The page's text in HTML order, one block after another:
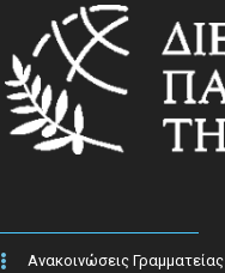
Ανακοινώσεις Γραμματείας